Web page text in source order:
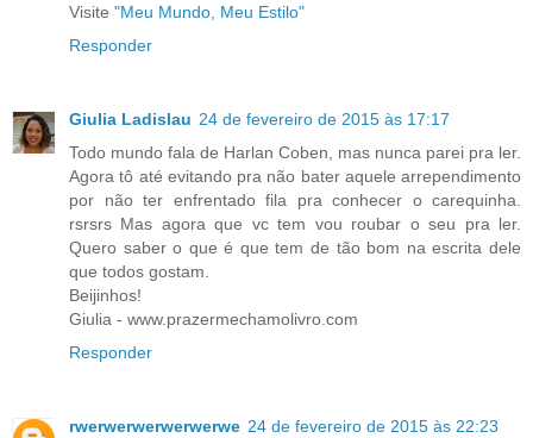
Visite "Meu Mundo, Meu Estilo"
Responder
Giulia Ladislau 24 de fevereiro de 2015 às 17:17
Todo mundo fala de Harlan Coben, mas nunca parei pra ler.
Agora tô até evitando pra não bater aquele arrependimento
por não ter enfrentado fila pra conhecer o carequinha.
rsrsrs Mas agora que vc tem vou roubar o seu pra ler.
Quero saber o que é que tem de tão bom na escrita dele
que todos gostam.
Beijinhos!
Giulia - www.prazermechamolivro.com
Responder
rwerwerwerwerwerwe 24 de fevereiro de 2015 às 22:23